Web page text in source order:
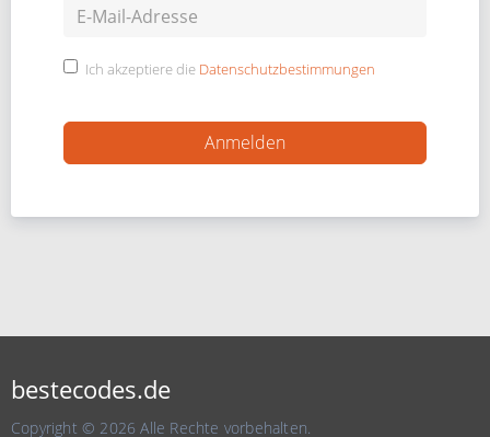
Ich akzeptiere die Datenschutzbestimmungen
bestecodes.de
Copyright © 2026 Alle Rechte vorbehalten.